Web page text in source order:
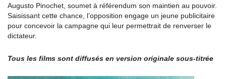
Augusto Pinochet, soumet à référendum son maintien au pouvoir.
Saisissant cette chance, l’opposition engage un jeune publicitaire
pour concevoir la campagne qui leur permettrait de renverser le
dictateur.
Tous les films sont diffusés en version originale sous-titrée